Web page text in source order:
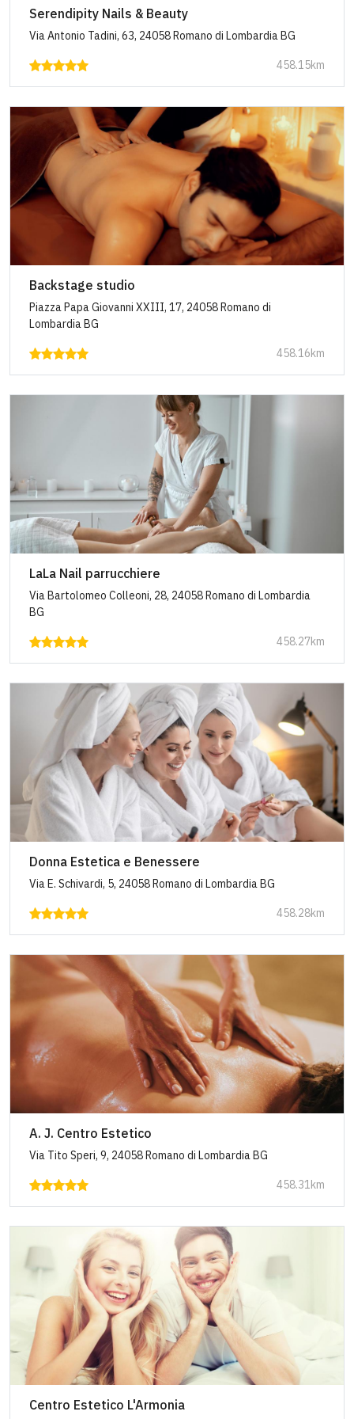
Serendipity Nails & Beauty
Via Antonio Tadini, 63, 24058 Romano di Lombardia BG
458.15km
Backstage studio
Piazza Papa Giovanni XXIII, 17, 24058 Romano di
Lombardia BG
458.16km
LaLa Nail parrucchiere
Via Bartolomeo Colleoni, 28, 24058 Romano di Lombardia
BG
458.27km
Donna Estetica e Benessere
Via E. Schivardi, 5, 24058 Romano di Lombardia BG
458.28km
A. J. Centro Estetico
Via Tito Speri, 9, 24058 Romano di Lombardia BG
458.31km
Centro Estetico L'Armonia